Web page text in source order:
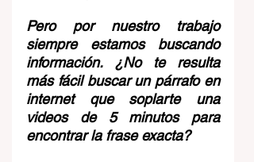
Pero por nuestro trabajo
siempre estamos buscando
información. ¿No te resulta
más fácil buscar un párrafo en
internet que soplarte una
videos de 5 minutos para
encontrar la frase exacta?